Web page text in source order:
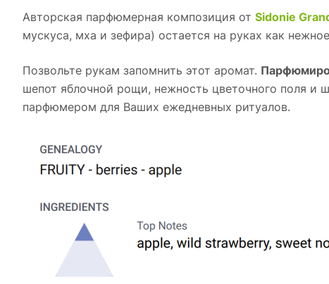
Авторская парфюмерная композиция от Sidonie
мускуса, мха и зефира) остается на руках как
Позвольте рукам запомнить этот аромат.
шепот яблочной рощи, нежность цветочного поля
парфюмером для Ваших ежедневных ритуалов.